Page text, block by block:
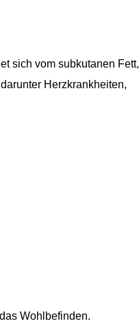
sich vom subkutanen Fett,
Herzkrankheiten,
Wohlbefinden.